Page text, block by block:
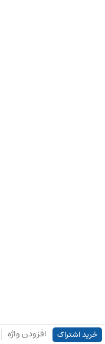
خرید اشتراک افزودن واژه